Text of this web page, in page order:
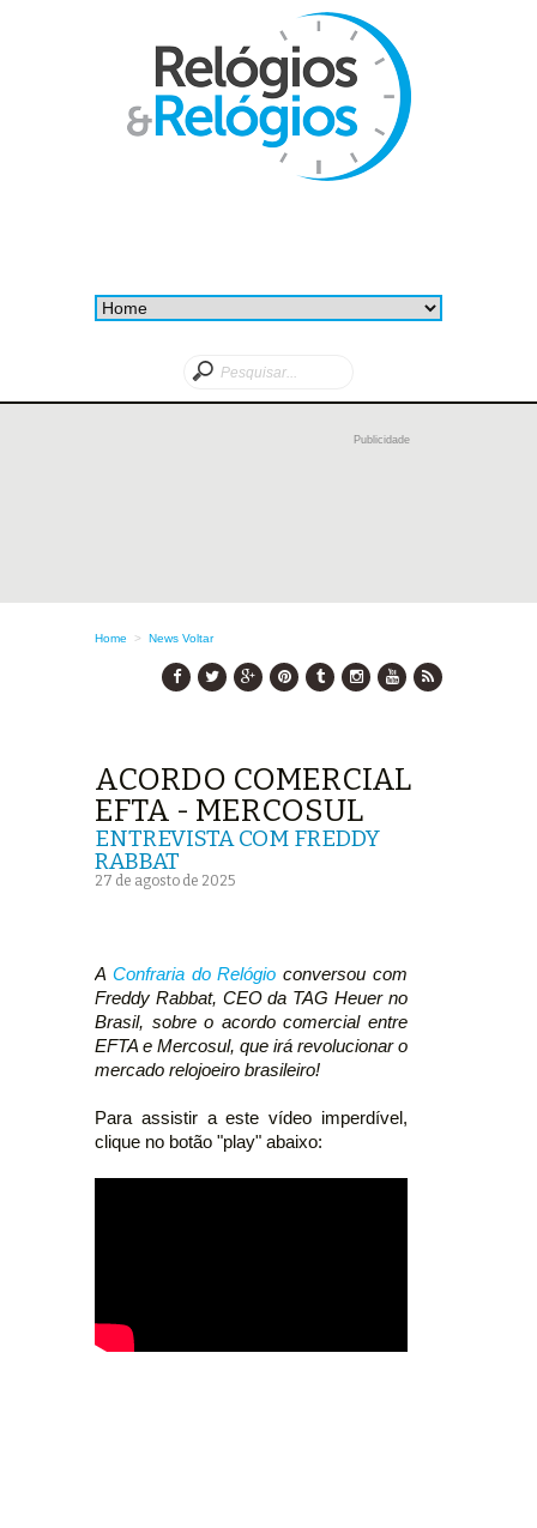
Publicidade
Home > News Voltar
ACORDO COMERCIAL
EFTA - MERCOSUL
ENTREVISTA COM FREDDY
RABBAT
27 de agosto de 2025
A Confraria do Relógio conversou com
Freddy Rabbat, CEO da TAG Heuer no
Brasil, sobre o acordo comercial entre
EFTA e Mercosul, que irá revolucionar o
mercado relojoeiro brasileiro!
Para assistir a este vídeo imperdível,
clique no botão "play" abaixo: